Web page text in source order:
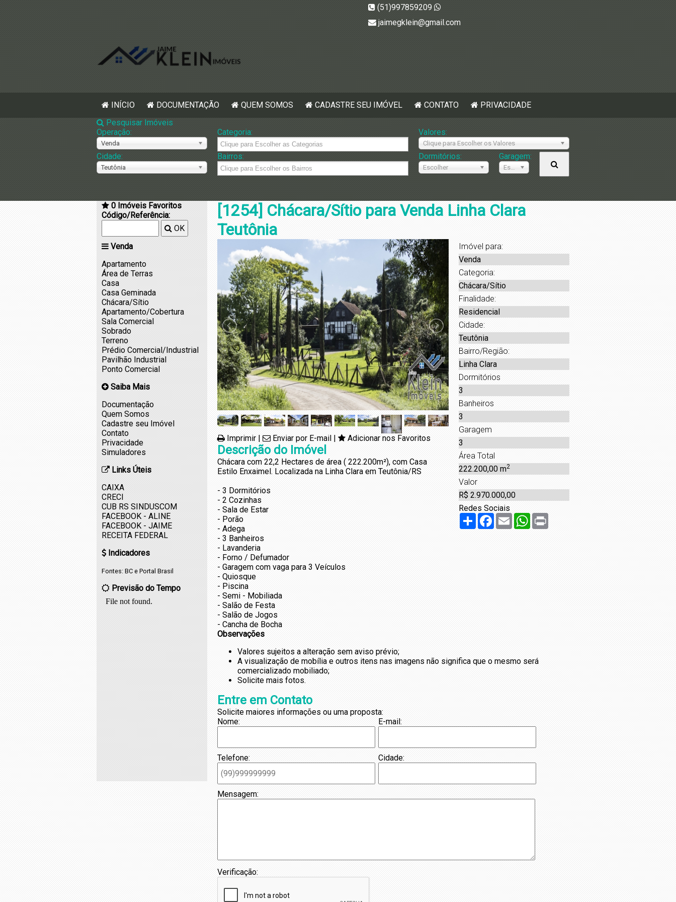
(51)997859209
jaimegklein@gmail.com
INÍCIO DOCUMENTAÇÃO QUEM SOMOS CADASTRE SEU IMÓVEL CONTATO
PRIVACIDADE
Pesquisar Imóveis
Operação:
Venda
Categoria: Valores:
Clique para Escolher os Valores
Cidade:
Teutônia
Bairros: Dormitórios:
Escolher
Garagem:
Escolher
0 Imóveis Favoritos
Código/Referência:
OK
Venda
Apartamento
Área de Terras
Casa
Casa Geminada
Chácara/Sítio
Apartamento/Cobertura
Sala Comercial
Sobrado
Terreno
Prédio Comercial/Industrial
Pavilhão Industrial
Ponto Comercial
Saiba Mais
Documentação
Quem Somos
Cadastre seu Imóvel
Contato
Privacidade
Simuladores
Links Úteis
CAIXA
CRECI
CUB RS SINDUSCOM
FACEBOOK - ALINE
FACEBOOK - JAIME
RECEITA FEDERAL
Indicadores
Fontes: BC e Portal Brasil
Previsão do Tempo
[1254] Chácara/Sítio para Venda Linha Clara
Teutônia
Imprimir Enviar por E-mail Adicionar nos Favoritos
Descrição do Imóvel
Chácara com 22,2 Hectares de área ( 222.200m²), com Casa
Estilo Enxaimel. Localizada na Linha Clara em Teutônia/RS
- 3 Dormitórios
- 2 Cozinhas
- Sala de Estar
- Porão
- Adega
- 3 Banheiros
- Lavanderia
- Forno / Defumador
- Garagem com vaga para 3 Veículos
- Quiosque
- Piscina
- Semi - Mobiliada
- Salão de Festa
- Salão de Jogos
- Cancha de Bocha
Imóvel para:
Venda
Categoria:
Chácara/Sítio
Finalidade:
Residencial
Cidade:
Teutônia
Bairro/Região:
Linha Clara
Dormitórios
3
Banheiros
3
Garagem
3
Área Total
222.200,00 m2
Valor
R$ 2.970.000,00
Redes Sociais
Share Facebook
Email WhatsApp
Observações
Valores sujeitos a alteração sem aviso prévio;
A visualização de mobília e outros itens nas imagens não significa que o mesmo será
comercializado mobiliado;
Solicite mais fotos.
Entre em Contato
Solicite maiores informações ou uma proposta:
Nome:
Telefone:
E-mail:
Cidade:
Mensagem:
Verificação: